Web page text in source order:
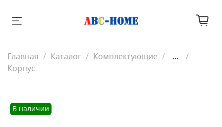
Главная Каталог Комплектующие
...
Корпус
В наличии